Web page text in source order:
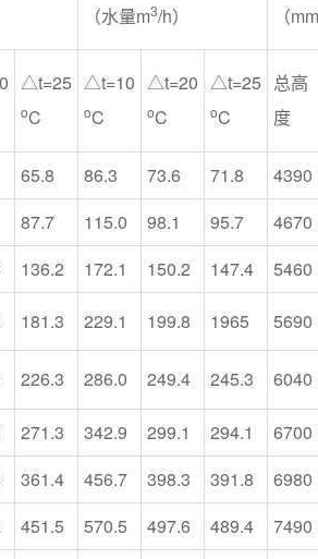
（水量m3/h）
（
△t=25
oC
△t=10
oC
△t=20
oC
△t=25
oC
总高
度
65.8 86.3 73.6 71.8
4390
87.7 115.0 98.1 95.7
4670
136.2 172.1 150.2 147.4 5460
181.3 229.1 199.8 1965 5690
226.3 286.0 249.4 245.3 6040
271.3 342.9 299.1 294.1
6700
361.4 456.7 398.3 391.8
6980
451.5 570.5 497.6 489.4
7490